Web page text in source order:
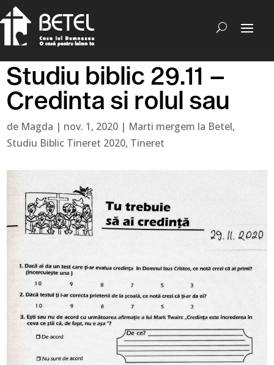
Studiu biblic 29.11 –
Credinta si rolul sau
de Magda | nov. 1, 2020 | Marti mergem la Betel,
Studiu Biblic Tineret 2020, Tineret